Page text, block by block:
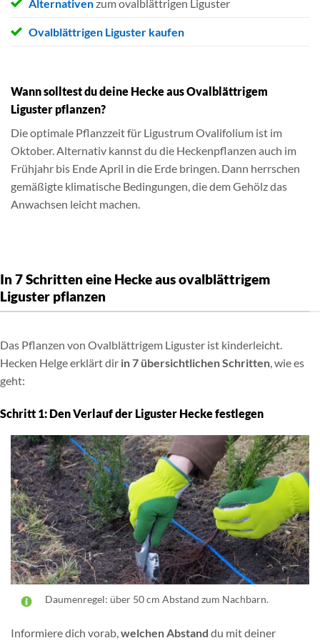
Alternativenzum ovalblättrigen Liguster
Ovalblättrigen Liguster kaufen
Wann solltest du deine Hecke aus Ovalblättrigem
Liguster pflanzen?
Die optimale Pflanzzeit für Ligustrum Ovalifolium ist im
Oktober. Alternativ kannst du die Heckenpflanzen auch im
Frühjahr bis Ende April in die Erde bringen. Dann herrschen
gemäßigte klimatische Bedingungen, die dem Gehölz das
Anwachsen leicht machen.
In 7 Schritten eine Hecke aus ovalblättrigem
Liguster pflanzen
Das Pflanzen von Ovalblättrigem Liguster ist kinderleicht.
Hecken Helge erklärt dir in 7 übersichtlichen Schritten, wie es
geht:
Schritt 1: Den Verlauf der Liguster Hecke festlegen
Daumenregel: über 50 cm Abstand zum Nachbarn.
Informiere dich vorab,welchen Abstand du mit deiner